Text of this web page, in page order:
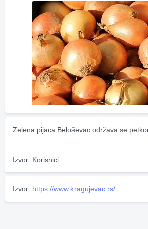
Zelena pijaca Beloševac održava se
Izvor: Korisnici
Izvor: https://www.kragujevac.rs/